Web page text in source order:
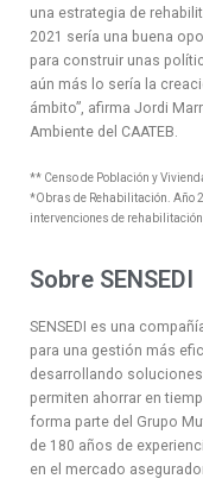
una estrategia de
2021 sería una buena
para construir unas
aún más lo sería la
ámbito”, afirma Jordi
Ambiente del CAATEB.
** Censo de Población y
*Obras de Rehabilitación. Año
intervenciones de
Sobre SENSEDI
SENSEDI es una
para una gestión más
desarrollando
permiten ahorrar en
forma parte del Grupo
de 180 años de
en el mercado